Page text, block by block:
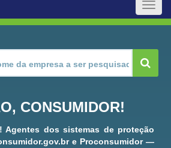
Toggle
CONSUMIDOR!
Agentes dos sistemas de proteção
e Proconsumidor —